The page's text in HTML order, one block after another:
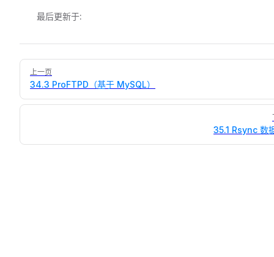
最后更新于:
Pager
上一页
34.3 ProFTPD（基于 MySQL）
35.1 Rsync 数